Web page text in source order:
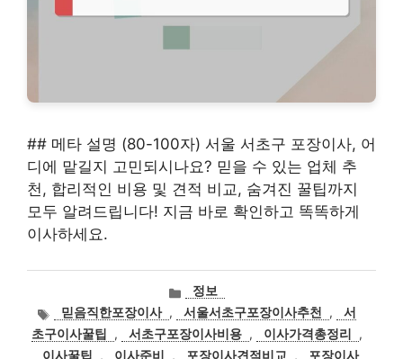
## 메타 설명 (80-100자) 서울 서초구 포장이사, 어
디에 맡길지 고민되시나요? 믿을 수 있는 업체 추
천, 합리적인 비용 및 견적 비교, 숨겨진 꿀팁까지
모두 알려드립니다! 지금 바로 확인하고 똑똑하게
이사하세요.
카
테
고
리
정보
태
그
믿음직한포장이사 , 서울서초구포장이사추천 ,
서
초구이사꿀팁
, 서초구포장이사비용 , 이사가격총정리
,
이사꿀팁
, 이사준비 , 포장이사견적비교 ,
포장이사